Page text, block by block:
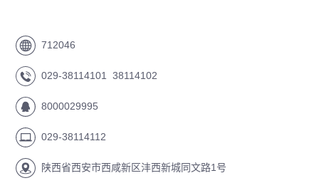
712046
029-38114101 38114102
8000029995
029-38114112
陕西省西安市西咸新区沣西新城同文路1号